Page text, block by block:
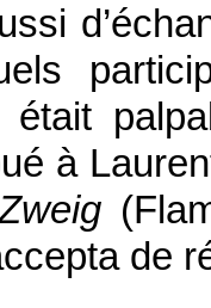
était
à
de